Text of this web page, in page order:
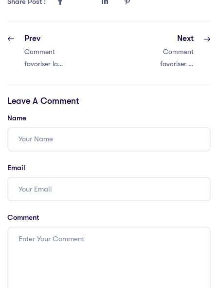
Prev
Comment
favoriser la
de votre équipe
Next
Comment
favoriser la
Leave A Comment
Name
Email
Comment